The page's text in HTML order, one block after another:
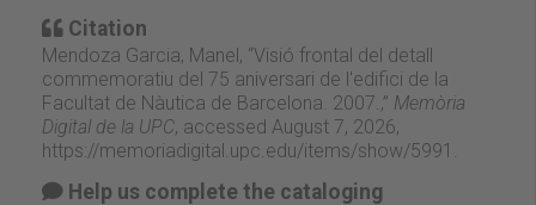
Citation
Mendoza Garcia, Manel, “Visió frontal del detall
commemoratiu del 75 aniversari de l'edifici de la
Facultat de Nàutica de Barcelona. 2007.,” Memòria
Digital de la UPC, accessed August 7, 2026,
https://memoriadigital.upc.edu/items/show/5991
Help us complete the cataloging